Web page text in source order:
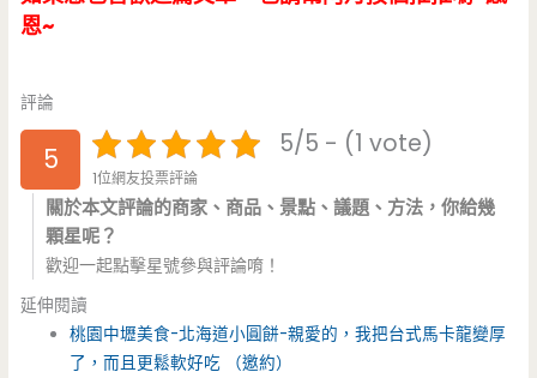
恩~
評論
5 5/5 - (1 vote)
1位網友投票評論
關於本文評論的商家、商品、景點、議題、方法，你給幾
顆星呢？
歡迎一起點擊星號參與評論唷！
延伸閱讀
桃園中壢美食-北海道小圓餅-親愛的，我把台式馬卡龍變厚
了，而且更鬆軟好吃 （邀約）